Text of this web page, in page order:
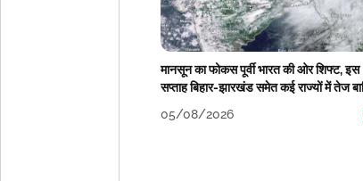
मानसून का फोकस पूर्वी भारत की ओर शिफ्ट, इस
सप्ताह बिहार-झारखंड समेत कई राज्यों में तेज
05/08/2026